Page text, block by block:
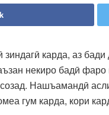
карда, аз
некиро бадӣ
Нашъамандӣ
гум карда, кори